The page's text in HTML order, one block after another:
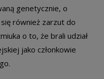
genetycznie, o
również zarzut do
o to, że brali udział
jako członkowie